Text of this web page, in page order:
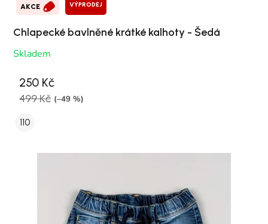
AKCE VÝPRODEJ
Chlapecké bavlněné krátké kalhoty - Šedá
Skladem
250 Kč
499 Kč (–49 %)
110